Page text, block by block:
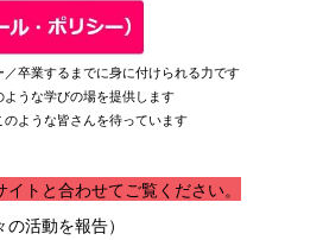
卒業するまでに身に付けられる力です
うな学びの場を提供します
ような皆さんを待っています
トと合わせてご覧ください。
の活動を報告）